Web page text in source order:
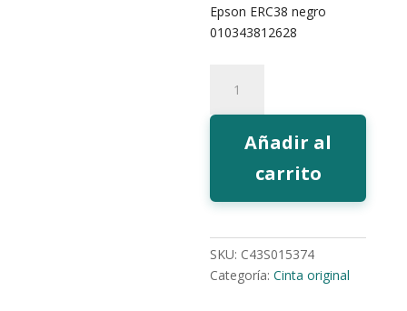
Epson ERC38 negro
010343812628
Epson
ERC38B
Añadir al
carrito
SKU: C43S015374
Categoría:Cinta original